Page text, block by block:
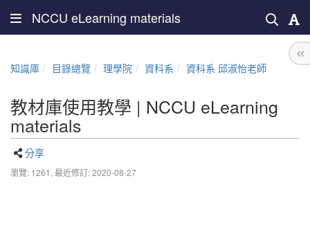
NCCU eLearning materials
知識庫 目錄總覽 理學院 資科系 資科系 邱淑怡老師
教材庫使用教學 | NCCU eLearning
materials
分享
瀏覽: 1261, 最近修訂: 2020-08-27